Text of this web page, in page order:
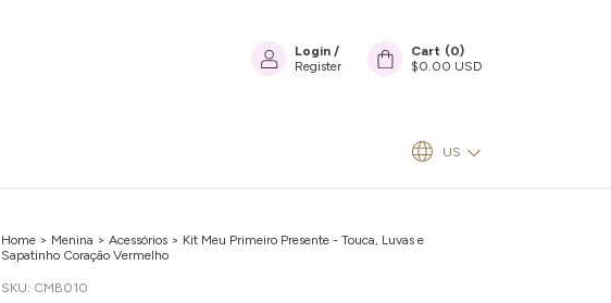
Login /
Register
Cart (0)
$0.00 USD
US
Home > Menina > Acessórios > Kit Meu Primeiro Presente - Touca, Luvas e
Sapatinho Coração Vermelho
SKU: CMB010